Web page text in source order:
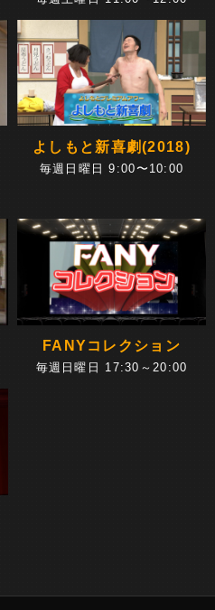
よしもと新喜劇(2018)
毎週日曜日 9:00〜10:00
FANYコレクション
毎週日曜日 17:30～20:00